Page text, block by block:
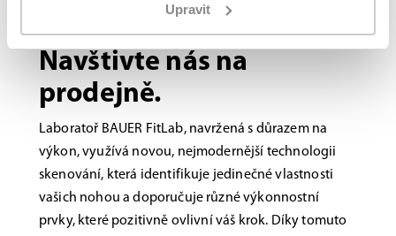
Upravit
Brusle na míru?
Navštivte nás na
prodejně.
Laboratoř BAUER FitLab, navržená s důrazem na
výkon, využívá novou, nejmodernější technologii
skenování, která identifikuje jedinečné vlastnosti
vašich nohou a doporučuje různé výkonnostní
prvky, které pozitivně ovlivní váš krok. Díky tomuto